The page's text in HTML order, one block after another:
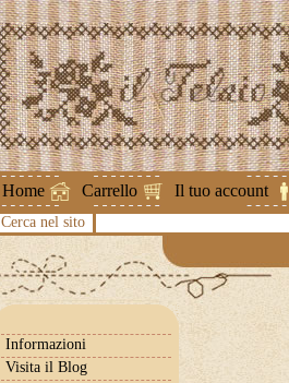
Home Carrello Il tuo account
Attenzione
Cerca nel sito
Informazioni
Visita il Blog